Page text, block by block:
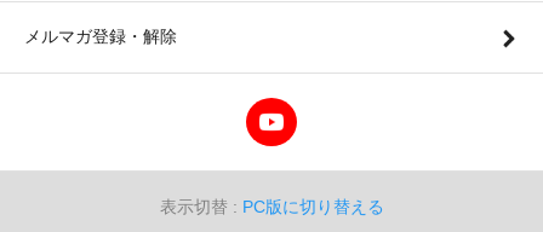
メルマガ登録・解除
表示切替 : PC版に切り替える